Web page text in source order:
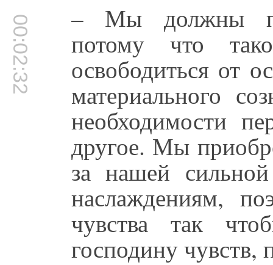
00:02:32 – Мы должны
потому что
освободиться от
материального
необходимости
другое. Мы
за нашей
наслаждениям,
чувства так
господину чувств,